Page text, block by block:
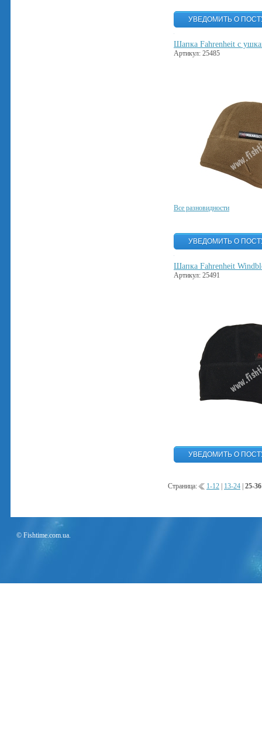
Шапка Fahrenheit с
Артикул: 25485
Все разновидности
Шапка Fahrenheit
Артикул: 25491
Страница: 1-12 13-24 25-36
© Fishtime.com.ua.